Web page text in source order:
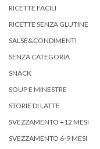
RICETTE FACILI
RICETTE SENZA GLUTINE
SALSE&CONDIMENTI
SENZA CATEGORIA
SNACK
SOUP E MINESTRE
STORIE DI LATTE
SVEZZAMENTO +12 MESI
SVEZZAMENTO 6-9 MESI